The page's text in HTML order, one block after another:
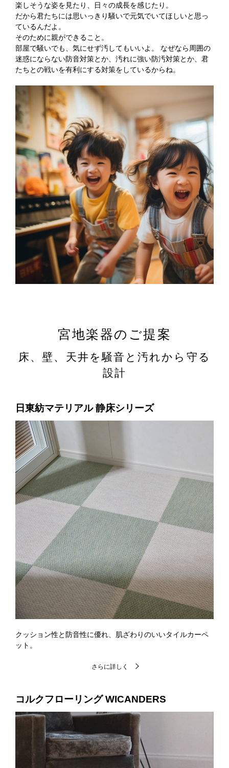
楽しそうな姿を見たり、日々の成長を感じたり。
だから君たちには思いっきり騒いで元気でいてほしいと思っ
ているんだよ。
そのために親ができること。
部屋で騒いでも、気にせず汚してもいいよ。 なぜなら周囲の
迷惑にならない防音対策とか、汚れに強い防汚対策とか、君
たちとの戦いを有利にする対策をしているからね。
宮地楽器のご提案
床、壁、天井を騒音と汚れから守る
設計
日東紡マテリアル静床シリーズ
クッション性と防音性に優れ、肌ざわりのいいタイルカーペ
ット。
さらに詳しく
コルクフローリングWICANDERS